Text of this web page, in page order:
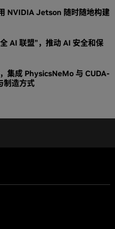
NVIDIA Jetson 随时随地构建
AI 联盟”，推动 AI 安全和保
集成 PhysicsNeMo 与 CUDA-
制造方式